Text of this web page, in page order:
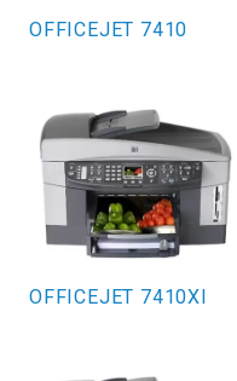
OFFICEJET 7410
OFFICEJET 7410XI